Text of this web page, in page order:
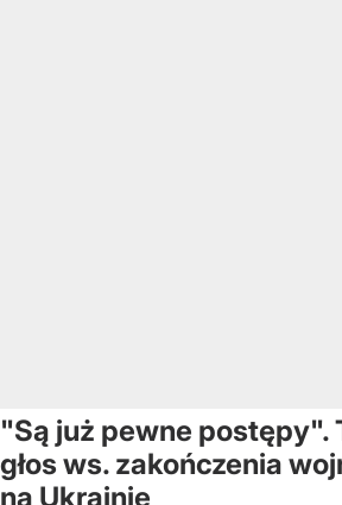
"Są już pewne postępy".
głos ws. zakończenia
na Ukrainie